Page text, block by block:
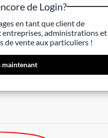
de Login?
en tant que client de
entreprises, administrations et
de vente aux particuliers !
maintenant